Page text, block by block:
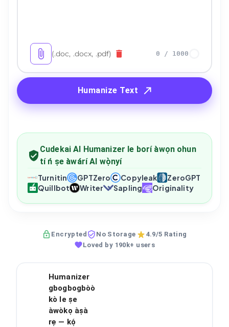
(.doc, .docx, .pdf) 0 / 1000
Humanize Text
Cudekai AI Humanizer le borí àwọn ohun
tí ń ṣe àwárí AI wọ̀nyí
Turnitin GPTZero Copyleak
ZeroGPT
Quillbot
Writer Sapling Originality
Encrypted No Storage
4.9/5 Rating
Loved by 190k+ users
Humanizer
gbogbogbòò
kò le ṣe
àwòkọ àṣà
rẹ — kọ́